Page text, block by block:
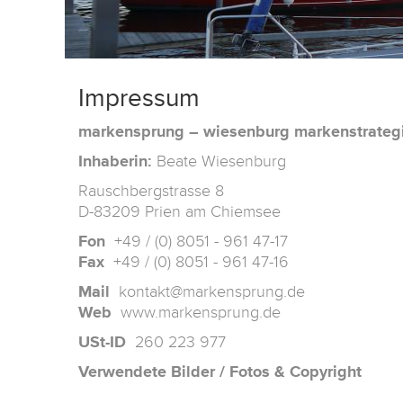
Impressum
markensprung – wiesenburg
Inhaberin: Beate Wiesenburg
Rauschbergstrasse 8
D-83209 Prien am Chiemsee
Fon +49 / (0) 8051 - 961 47-17
Fax +49 / (0) 8051 - 961 47-16
Mail kontakt@markensprung.de
Web www.markensprung.de
USt-ID 260 223 977
Verwendete Bilder / Fotos & Copyright